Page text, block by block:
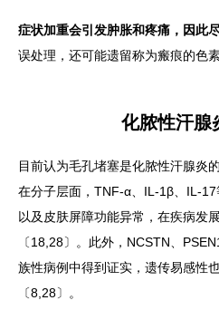
症状加重会引发肿胀和疼痛，因此
误处理，还可能遗留称为瘢痕的色素
化脓性汗腺
目前认为毛孔堵塞是化脓性汗腺炎
在分子层面，TNF-α、IL-1β、IL-
以及皮肤屏障功能异常，在疾病发
〔18,28〕。此外，NCSTN、
族性病例中得到证实，遗传易感性
〔8,28〕。